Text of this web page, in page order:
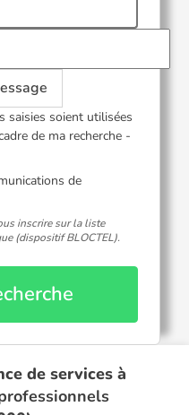
saisies soient utilisées
de ma recherche -
de
inscrire sur la liste
(dispositif BLOCTEL).
de services à